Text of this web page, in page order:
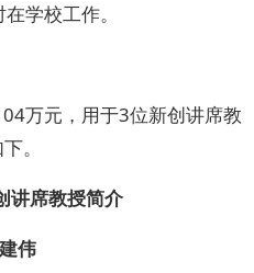
学校工作。
万元，用于3位新创讲席教
。
讲席教授简介
伟